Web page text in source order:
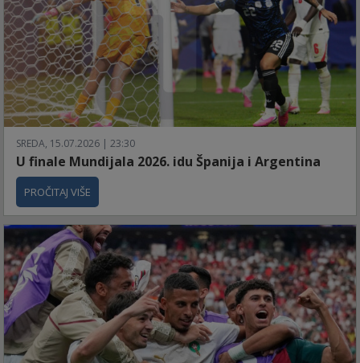
SREDA, 15.07.2026 | 23:30
U finale Mundijala 2026. idu Španija i Argentina
PROČITAJ VIŠE